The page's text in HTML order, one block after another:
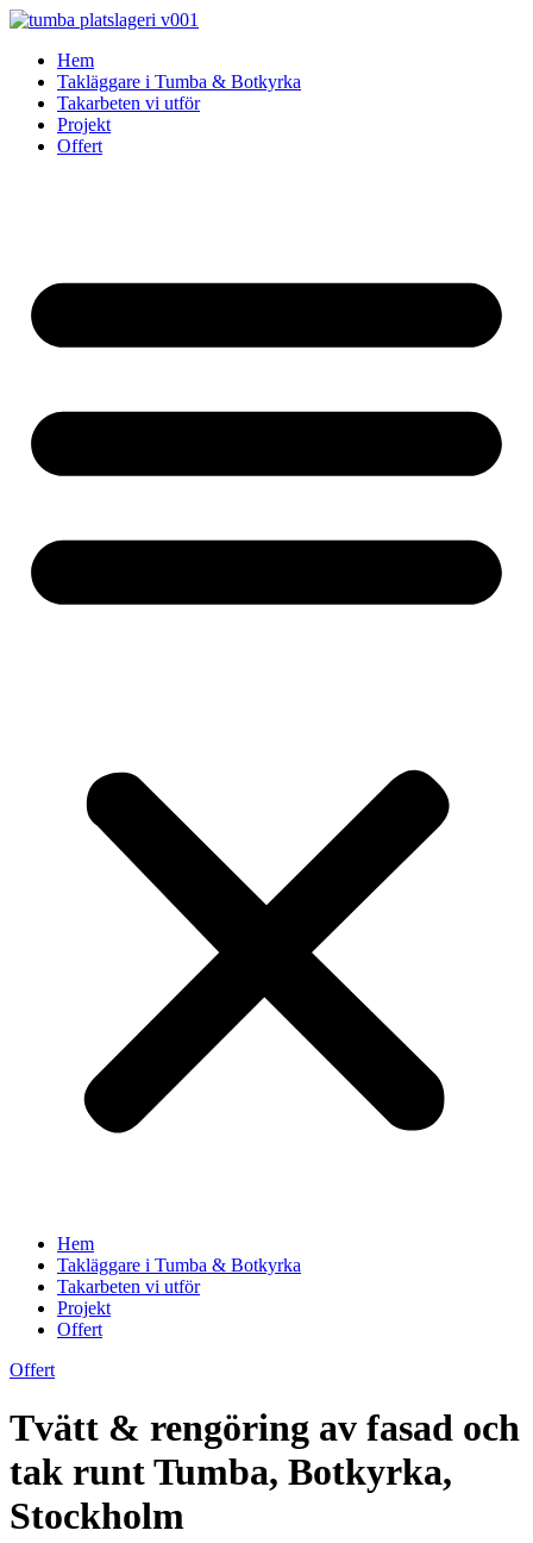
Skip
contentHem
Takläggare i Tumba & Botkyrka
Takarbeten vi utför
Projekt
Offert
Hem
Takläggare i Tumba & Botkyrka
Takarbeten vi utför
Projekt
Offert
Offert
Tvätt & rengöring av fasad och
tak runt Tumba, Botkyrka,
Stockholm